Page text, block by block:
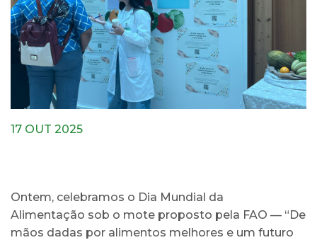
17 OUT 2025
Ontem, celebramos o Dia Mundial da
Alimentação sob o mote proposto pela FAO — “De
mãos dadas por alimentos melhores e um futuro